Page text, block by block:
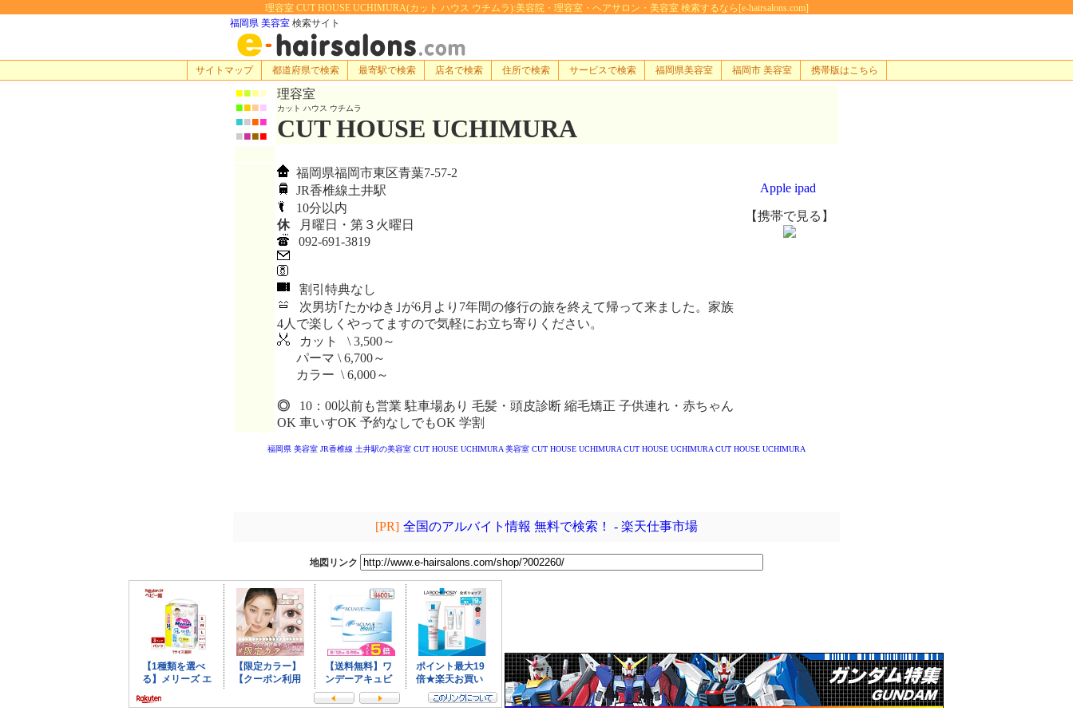
理容室 CUT HOUSE UCHIMURA(カット ハウス ウチムラ):美容院・理容室・ヘアサロン・美容室 検索するなら[e-hairsalons.com]
福岡県 美容室 検索サイト
サイトマップ 都道府県で検索 最寄駅で検索 店名で検索 住所で検索 サービスで検索 福岡県美容室 福岡市 美容室 携帯版はこちら
■■■■
■■■■
■■■■
■■■■
理容室
カット ハウス ウチムラ
CUT HOUSE UCHIMURA
福岡県福岡市東区青葉7-57-2
JR香椎線土井駅
10分以内
休月曜日・第３火曜日
092-691-3819
割引特典なし
次男坊｢たかゆき｣が6月より7年間の修行の旅を終えて帰って来ました。家族
4人で楽しくやってますので気軽にお立ち寄りください。
カット \ 3,500～
パーマ \ 6,700～
カラー \ 6,000～
◎ 10：00以前も営業 駐車場あり 毛髪・頭皮診断 縮毛矯正 子供連れ・赤ちゃん
OK 車いすOK 予約なしでもOK 学割
Apple ipad
【携帯で見る】
福岡県 美容室 JR香椎線 土井駅の美容室 CUT HOUSE UCHIMURA 美容室 CUT HOUSE UCHIMURA CUT HOUSE UCHIMURA CUT HOUSE UCHIMURA
[PR] 全国のアルバイト情報 無料で検索！ - 楽天仕事市場
地図リンク